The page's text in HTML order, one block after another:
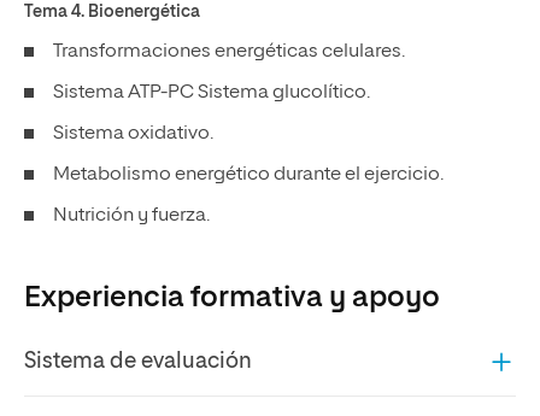
Tema 4. Bioenergética
Transformaciones energéticas celulares.
Sistema ATP-PC Sistema glucolítico.
Sistema oxidativo.
Metabolismo energético durante el ejercicio.
Nutrición y fuerza.
Experiencia formativa y apoyo
Sistema de evaluación